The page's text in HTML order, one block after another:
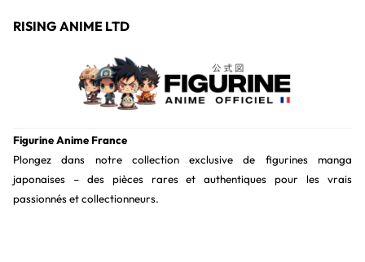
RISING ANIME LTD
Figurine Anime France
Plongez dans notre collection exclusive de figurines manga
japonaises – des pièces rares et authentiques pour les vrais
passionnés et collectionneurs.